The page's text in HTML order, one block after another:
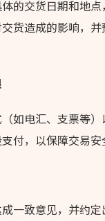
的交货日期和地
货造成的影响，
如电汇、支票等
付，以保障交易安
一致意见，并约